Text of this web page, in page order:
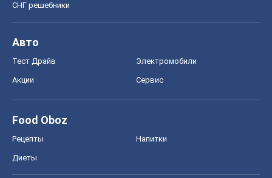
СНГ решебники
Авто
Тест Драйв Электромобили
Акции Сервис
Food Oboz
Рецепты Напитки
Диеты